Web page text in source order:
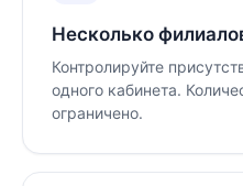
Несколько
Контролируйте
одного кабинета.
ограничено.